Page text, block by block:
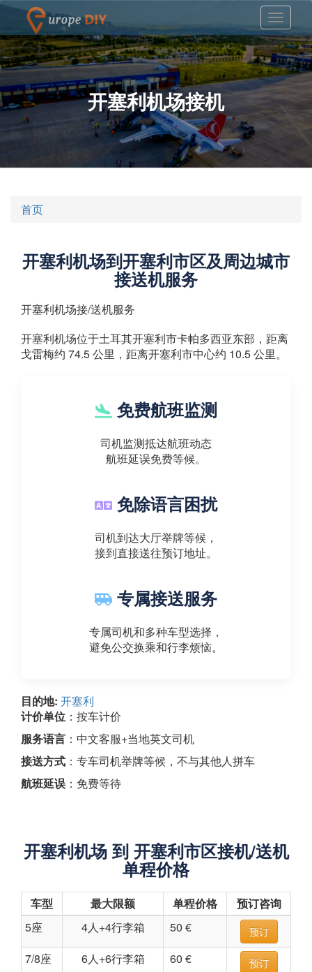
开塞利机场接机
首页
开塞利机场到开塞利市区及周边城市
接送机服务
开塞利机场接/送机服务
开塞利机场位于土耳其开塞利市卡帕多西亚东部，距离
戈雷梅约 74.5 公里，距离开塞利市中心约 10.5 公里。
免费航班监测
司机监测抵达航班动态
航班延误免费等候。
免除语言困扰
司机到达大厅举牌等候，
接到直接送往预订地址。
专属接送服务
专属司机和多种车型选择，
避免公交换乘和行李烦恼。
目的地: 开塞利
计价单位 ：按车计价
服务语言 ：中文客服+当地英文司机
接送方式 ：专车司机举牌等候，不与其他人拼车
航班延误 ：免费等待
开塞利机场 到 开塞利市区接机/送机
单程价格
车型 最大限额 单程价格
预订咨询
5座
4人+4行李箱 50 € 预订
7/8座 6人+6行李箱 60 € 预订